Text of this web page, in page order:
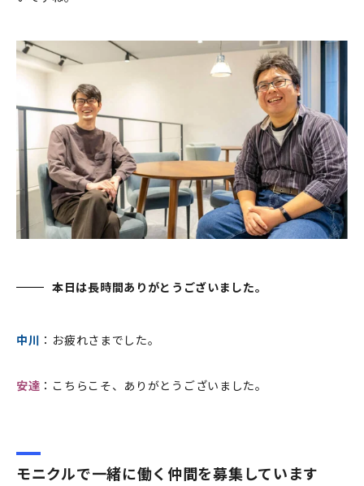
本日は長時間ありがとうございました。
中川 ：お疲れさまでした。
安達 ：こちらこそ、ありがとうございました。
モニクルで一緒に働く仲間を募集しています